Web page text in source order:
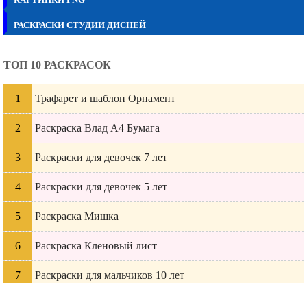
РАСКРАСКИ СТУДИИ ДИСНЕЙ
ТОП 10 РАСКРАСОК
Трафарет и шаблон Орнамент
Раскраска Влад А4 Бумага
Раскраски для девочек 7 лет
Раскраски для девочек 5 лет
Раскраска Мишка
Раскраска Кленовый лист
Раскраски для мальчиков 10 лет